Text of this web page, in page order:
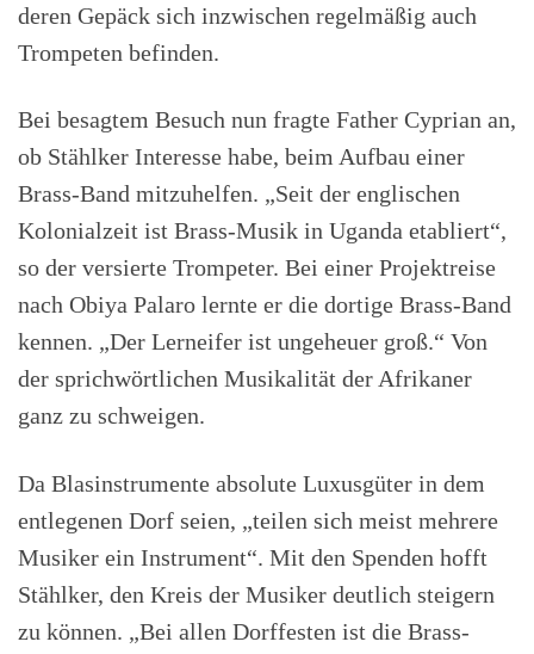
deren Gepäck sich inzwischen regelmäßig auch
Trompeten befinden.
Bei besagtem Besuch nun fragte Father Cyprian an,
ob Stählker Interesse habe, beim Aufbau einer
Brass-Band mitzuhelfen. „Seit der englischen
Kolonialzeit ist Brass-Musik in Uganda eta­bliert“,
so der versierte Trompeter. Bei einer Projektreise
nach Obiya Palaro lernte er die dortige Brass-Band
kennen. „Der Lerneifer ist ungeheuer groß.“ Von
der sprichwörtlichen Musikalität der Afrikaner
ganz zu schweigen.
Da Blasinstrumente absolute Luxusgüter in dem
entlegenen Dorf seien, „teilen sich meist mehrere
Musiker ein Instrument“. Mit den Spenden hofft
Stählker, den Kreis der Musiker deutlich steigern
zu können. „Bei allen Dorffesten ist die Brass-